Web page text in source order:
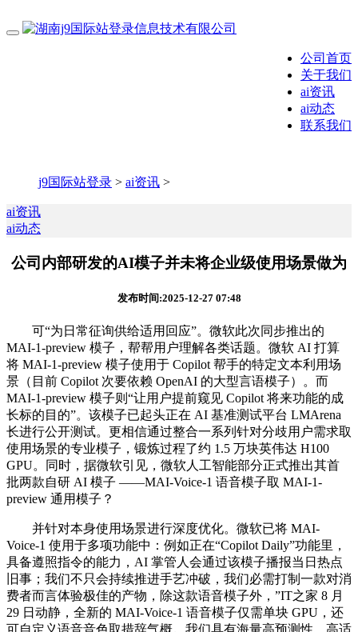
公司首页
关于我们
ai资讯
ai动态
联系我们
j9国际站登录 > ai资讯 >
ai资讯
ai动态
公司内部研发的AI模子并未将企业级使用场景做为
发布时间:2025-12-27 07:48
可“为日常征询供给适用回应”。微软此次同步推出的
MAI-1-preview 模子，帮帮用户理解各类话题。微软 AI 打算
将 MAI-1-preview 模子使用于 Copilot 帮手的特定文本利用场
景（目前 Copilot 次要依赖 OpenAI 的大型言语模子）。而
MAI-1-preview 模子则“让用户提前窥见 Copilot 将来功能的成
长标的目的”。该模子已起头正在 AI 基准测试平台 LMArena
长进行公开测试。更相信通过整合一系列针对分歧用户需求取
使用场景的专业模子，锻炼过程了约 1.5 万块英伟达 H100
GPU。同时，据微软引见，微软人工智能部分正式推出其首
批两款自研 AI 模子 ——MAI-Voice-1 语音模子取 MAI-1-
preview 通用模子？
并针对本身使用场景进行深度优化。微软已将 MAI-
Voice-1 使用于多项功能中：例如正在“Copilot Daily”功能里，
具备遵照指令的能力，AI 掌管人会通过该模子播报当日热点
旧事；我们不只会持续推进手艺冲破，我们必需打制一款对消
费者而言体验极佳的产物，除这款语音模子外，”IT之家 8 月
29 日动静，全新的 MAI-Voice-1 语音模子仅需单块 GPU，还
可自定义语音音色取措辞气概。我们具有海量高预测性、高适